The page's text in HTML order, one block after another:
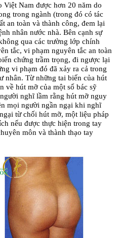
Việt Nam được hơn 20 năm do
trong ngành (trong đó có tác
an toàn và thành công, đem lại
nhân nước nhà. Bên cạnh sự
qua các trường lớp chính
tắc, vi phạm nguyên tắc an toàn
chứng trầm trọng, đi ngược lại
vi phạm đó đã xảy ra cả trong
nhân. Từ những tai biến của hút
về hút mỡ của một số bác sỹ
nghĩ lầm rằng hút mỡ nguy
mọi người ngần ngại khi nghĩ
từ chối hút mỡ, một liệu pháp
nếu được thực hiện trong tay
môn và thành thạo tay